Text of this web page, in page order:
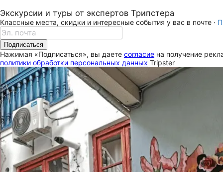
Экскурсии и туры от экспертов Трипстера
Классные места, скидки и интересные события у вас в почте ·
Подписаться
Нажимая «Подписаться», вы даете согласие на получение
политики обработки персональных данных Tripster